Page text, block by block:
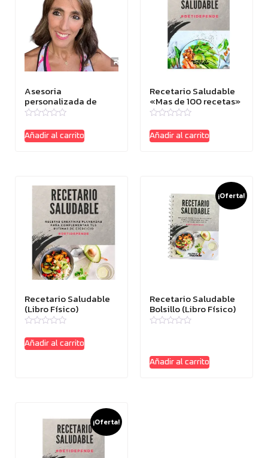
Asesoria
personalizada de
Nutrición
con
0
Añadir al carrito
Recetario Saludable
«Mas de 100 recetas»
(Libro Virtual)
con
0
Añadir al carrito
Recetario Saludable
(Libro Físico)
con
0
Añadir al carrito
¡Oferta!
Recetario Saludable
Bolsillo (Libro Físico)
de
5
Añadir al carrito
¡Oferta!